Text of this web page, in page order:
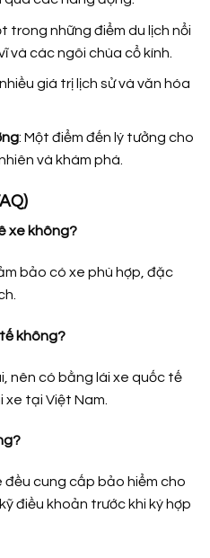
trong những điểm du lịch nổi
và các ngôi chùa cổ kính.
giá trị lịch sử và văn hóa
: Một điểm đến lý tưởng cho
và khám phá.
xe không?
bảo có xe phù hợp, đặc
không?
nên có bằng lái xe quốc tế
tại Việt Nam.
cung cấp bảo hiểm cho
điều khoản trước khi ký hợp